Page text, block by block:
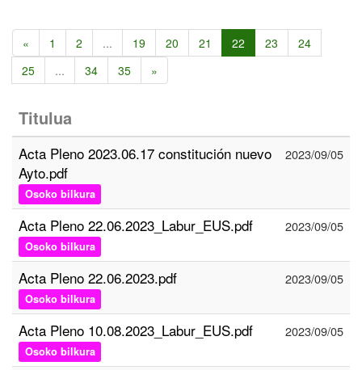
« 1 2 ... 19 20 21 22 23
24
25
... 34 35 »
Titulua
Acta Pleno 2023.06.17 constitución nuevo
Ayto.pdf
Osoko bilkura
2023/09/05
Acta Pleno 22.06.2023_Labur_EUS.pdf
Osoko bilkura
2023/09/05
Acta Pleno 22.06.2023.pdf
Osoko bilkura
2023/09/05
Acta Pleno 10.08.2023_Labur_EUS.pdf
Osoko bilkura
2023/09/05